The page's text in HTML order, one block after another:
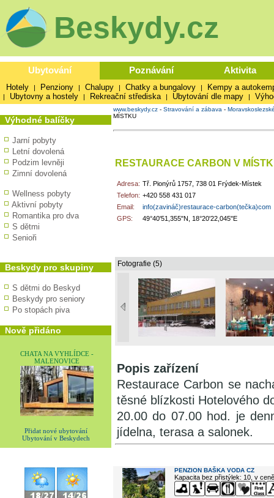
Beskydy.cz
Ubytování Poznávání Aktivita
Hotely | Penziony | Chalupy | Chatky a bungalovy | Kempy a
| Ubytovny a hostely | Rekreační střediska | Ubytování dle mapy |
Výhodné balíčky
Jarní pobyty
Letní dovolená
Podzim levněji
Zimní dovolená
Wellness pobyty
Aktivní pobyty
Romantika pro dva
S dětmi
Senioři
Beskydy pro skupiny
S dětmi do Beskyd
Beskydy pro seniory
Po stopách piva
Nově přidáno
CHATA NA VYHLÍDCE -
MALENOVICE
Přidat nové ubytování
Ubytování v Beskydech
www.beskydy.cz - Stravování a zábava -
MÍSTKU
RESTAURACE CARBON V
Adresa: Tř. Pionýrů 1757, 738 01 Frýdek-Místek
Telefon: +420 558 431 017
Email:
info(zavináč)restaurace-carbon(tečka)com
GPS:
49°40'51,355"N, 18°20'22,045"E
Fotografie (5)
Popis zařízení
Restaurace Carbon se
těsné blízkosti Hotelového
20.00 do 07.00 hod. je
jídelna, terasa a salonek.
PENZION BAŠKA VODA CZ
Kapacita bez přistýlek: 10, v